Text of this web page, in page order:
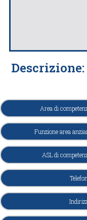
Descrizione:
Area di
Funzione area
ASL di